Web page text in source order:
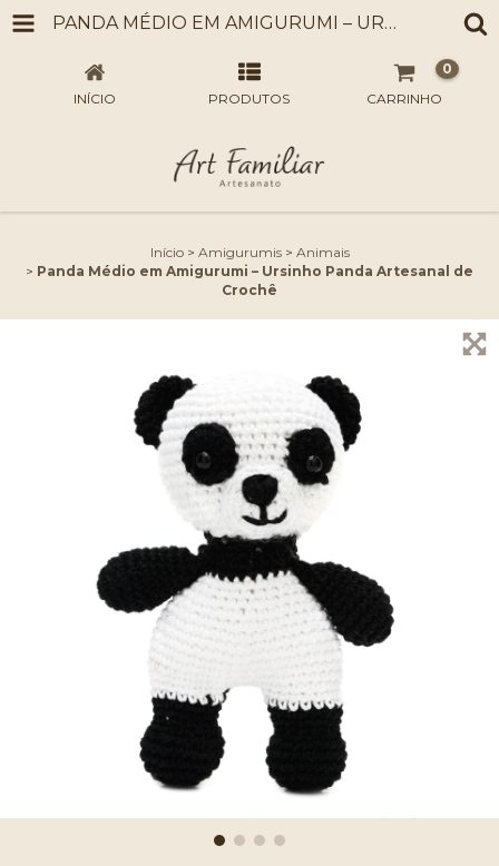
PANDA MÉDIO EM AMIGURUMI – URSINHO PANDA ARTESANAL DE CROCHÊ
INÍCIO PRODUTOS CARRINHO
0
Início > Amigurumis > Animais
> Panda Médio em Amigurumi – Ursinho Panda Artesanal de
Crochê